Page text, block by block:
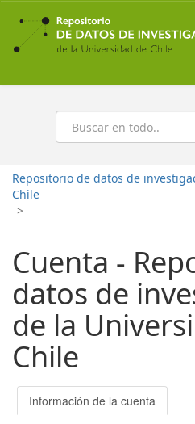
Ir
contenido
principal
Buscar
Repositorio de datos de
Chile
>
Cuenta -
datos de
de la
Chile
Información de la cuenta